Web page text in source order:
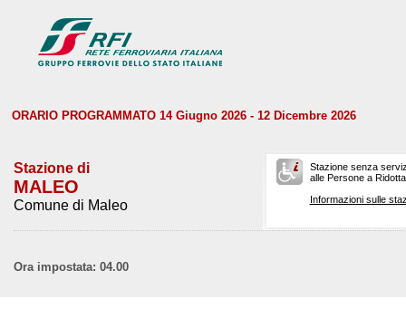
ORARIO PROGRAMMATO 14 Giugno 2026 - 12 Dicembre 2026
Stazione di
MALEO
Comune di Maleo
Stazione senza
alle Persone a
Informazioni sulle
Ora impostata: 04.00